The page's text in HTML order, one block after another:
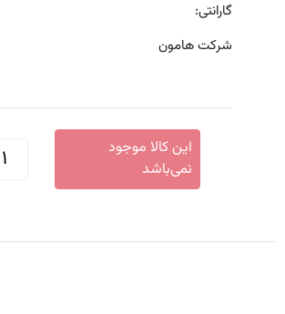
گارانتی:
شرکت هامون
این کالا موجود
نمی‌باشد